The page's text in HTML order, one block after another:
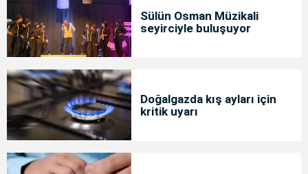
Sülün Osman Müzikali
seyirciyle buluşuyor
Doğalgazda kış ayları için
kritik uyarı